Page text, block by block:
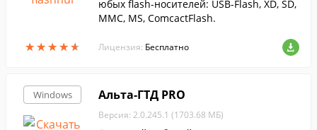
★★★★★
★★★★★
юбых flash-носителей: USB-Flash, XD, SD,
MMC, MS, ComcactFlash.
Лицензия: Бесплатно
Windows Альта-ГТД PRO
Версия: 2.0.245.1 (1703.68 МБ)